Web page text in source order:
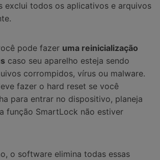
exclui todos os aplicativos e arquivos
pode fazer uma reinicialização
caso seu aparelho esteja sendo
corrompidos, vírus ou malware.
fazer o hard reset se você
para entrar no dispositivo, planeja
função SmartLock não estiver
o software elimina todas essas